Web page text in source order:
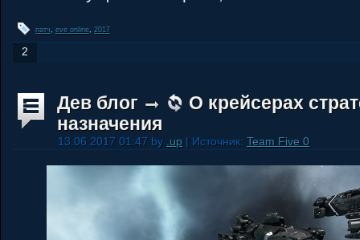
патч eve online, 2017
2
Дев блог
О крейсерах
назначения
13.06.2017 01:47 by .up | Источник: Team Five 0